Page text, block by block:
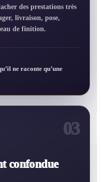
des prestations très
livraison, pose,
de finition.
ne raconte qu’une
03
confondue